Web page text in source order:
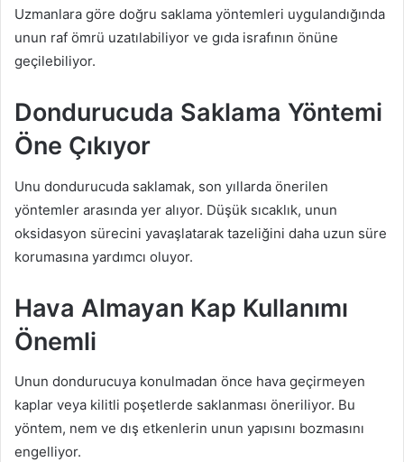
Uzmanlara göre doğru saklama yöntemleri uygulandığında
unun raf ömrü uzatılabiliyor ve gıda israfının önüne
geçilebiliyor.
Dondurucuda Saklama Yöntemi
Öne Çıkıyor
Unu dondurucuda saklamak, son yıllarda önerilen
yöntemler arasında yer alıyor. Düşük sıcaklık, unun
oksidasyon sürecini yavaşlatarak tazeliğini daha uzun süre
korumasına yardımcı oluyor.
Hava Almayan Kap Kullanımı
Önemli
Unun dondurucuya konulmadan önce hava geçirmeyen
kaplar veya kilitli poşetlerde saklanması öneriliyor. Bu
yöntem, nem ve dış etkenlerin unun yapısını bozmasını
engelliyor.